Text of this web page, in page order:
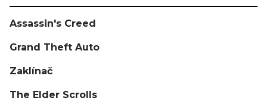
Assassin's Creed
Grand Theft Auto
Zaklínač
The Elder Scrolls